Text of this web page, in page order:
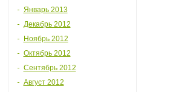
Январь 2013
Декабрь 2012
Ноябрь 2012
Октябрь 2012
Сентябрь 2012
Август 2012